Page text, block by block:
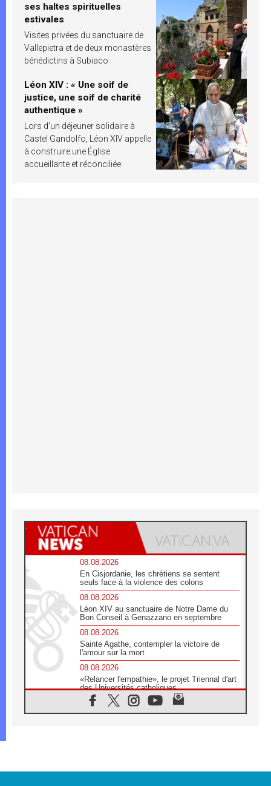
ses haltes spirituelles
estivales
Visites privées du sanctuaire de
Vallepietra et de deux monastères
bénédictins à Subiaco
Léon XIV : « Une soif de
justice, une soif de charité
authentique »
Lors d’un déjeuner solidaire à
Castel Gandolfo, Léon XIV appelle
à construire une Église
accueillante et réconciliée
08.08.2026
En Cisjordanie, les chrétiens se sentent
seuls face à la violence des colons
08.08.2026
Léon XIV au sanctuaire de Notre Dame du
Bon Conseil à Genazzano en septembre
08.08.2026
Sainte Agathe, contempler la victoire de
l'amour sur la mort
08.08.2026
«Relancer l'empathie», le projet Triennal d'art
des Universités catholiques
08.08.2026
Signis 2026, donner la parole aux religieuses
07.08.2026